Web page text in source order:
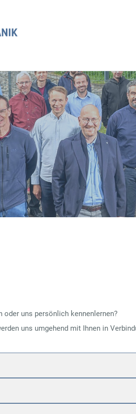
oder uns persönlich kennenlernen?
uns umgehend mit Ihnen in